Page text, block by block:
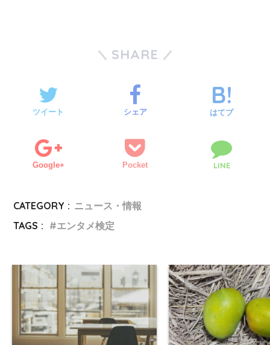
SHARE
ツイート シェア はてブ
Google+ Pocket LINE
CATEGORY : ニュース・情報
TAGS :
エンタメ検定